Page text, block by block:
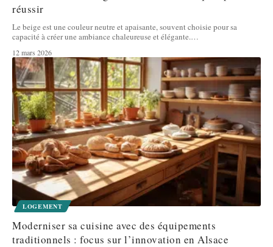
réussir
Le beige est une couleur neutre et apaisante, souvent choisie pour sa
capacité à créer une ambiance chaleureuse et élégante.…
12 mars 2026
LOGEMENT
Moderniser sa cuisine avec des équipements
traditionnels : focus sur l’innovation en Alsace